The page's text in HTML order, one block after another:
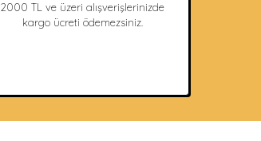
2000 TL ve üzeri alışverişlerinizde
kargo ücreti ödemezsiniz.